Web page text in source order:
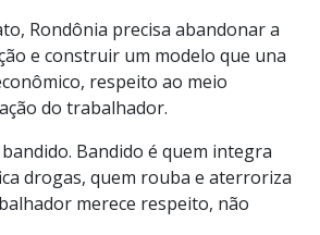
Rondônia precisa abandonar a
e construir um modelo que una
respeito ao meio
do trabalhador.
Bandido é quem integra
drogas, quem rouba e aterroriza
merece respeito, não